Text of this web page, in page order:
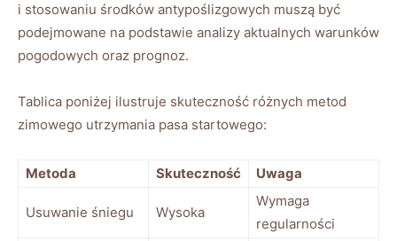
i stosowaniu środków antypoślizgowych muszą​ być
podejmowane na⁣ podstawie⁣ analizy aktualnych warunków
pogodowych oraz prognoz.
Tablica poniżej ilustruje skuteczność różnych​ metod
zimowego utrzymania⁤ pasa ‍startowego:
Metoda Skuteczność Uwaga
Usuwanie śniegu Wysoka
Wymaga
regularności